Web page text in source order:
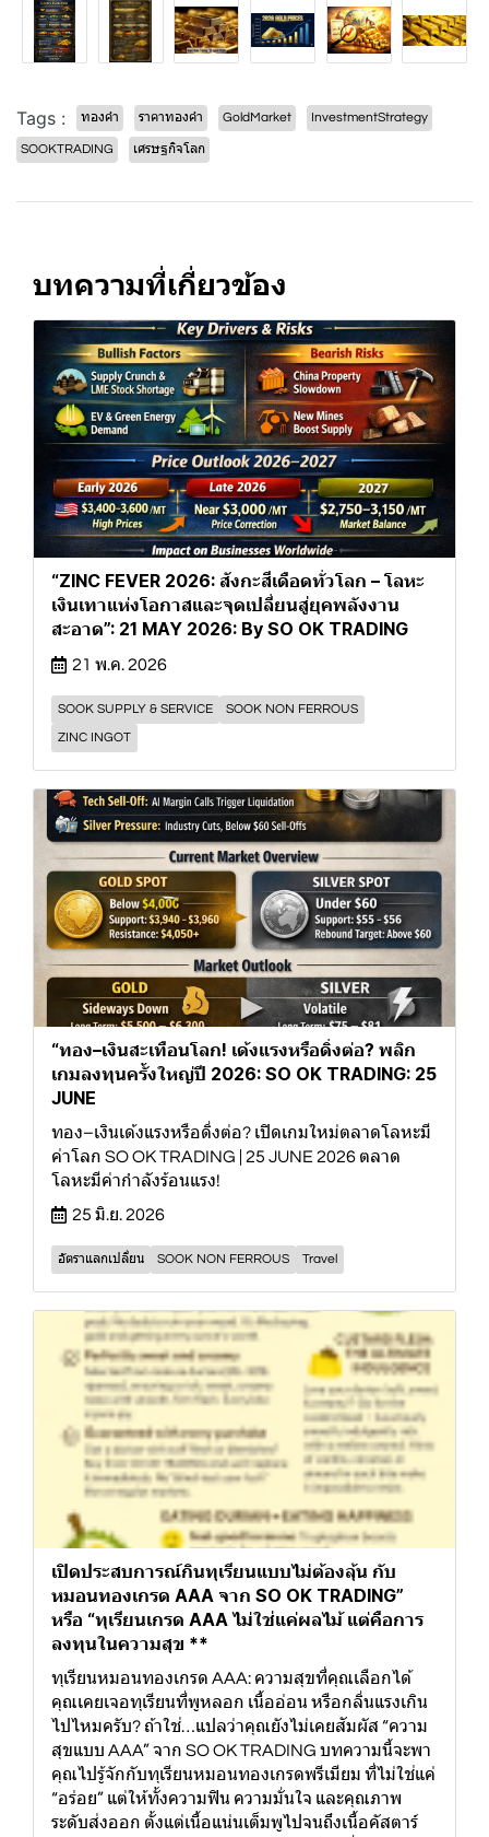
Tags : ทองคำ ราคาทองคำ GoldMarket InvestmentStrategy
SOOKTRADING เศรษฐกิจโลก
บทความที่เกี่ยวข้อง
“ZINC FEVER 2026: สังกะสีเดือดทั่วโลก – โลหะ
เงินเทาแห่งโอกาสและจุดเปลี่ยนสู่ยุคพลังงาน
สะอาด”: 21 MAY 2026: By SO OK TRADING
21 พ.ค. 2026
SOOK SUPPLY & SERVICE
SOOK NON FERROUS
ZINC INGOT
“ทอง–เงินสะเทือนโลก! เด้งแรงหรือดิ่งต่อ? พลิก
เกมลงทุนครั้งใหญ่ปี 2026: SO OK TRADING: 25
JUNE
ทอง–เงินเด้งแรงหรือดิ่งต่อ? เปิดเกมใหม่ตลาดโลหะมี
ค่าโลก SO OK TRADING | 25 JUNE 2026 ตลาด
โลหะมีค่ากำลังร้อนแรง!
25 มิ.ย. 2026
อัตราแลกเปลี่ยน SOOK NON FERROUS Travel
เปิดประสบการณ์กินทุเรียนแบบไม่ต้องลุ้น กับ
หมอนทองเกรด AAA จาก SO OK TRADING”
หรือ “ทุเรียนเกรด AAA ไม่ใช่แค่ผลไม้ แต่คือการ
ลงทุนในความสุข **
ทุเรียนหมอนทองเกรด AAA: ความสุขที่คุณเลือกได้
คุณเคยเจอทุเรียนที่พูหลอก เนื้ออ่อน หรือกลิ่นแรงเกิน
ไปไหมครับ? ถ้าใช่…แปลว่าคุณยังไม่เคยสัมผัส “ความ
สุขแบบ AAA” จาก SO OK TRADING บทความนี้จะพา
คุณไปรู้จักกับทุเรียนหมอนทองเกรดพรีเมียม ที่ไม่ใช่แค่
“อร่อย” แต่ให้ทั้งความฟิน ความมั่นใจ และคุณภาพ
ระดับส่งออก ตั้งแต่เนื้อแน่นเต็มพูไปจนถึงเนื้อคัสตาร์